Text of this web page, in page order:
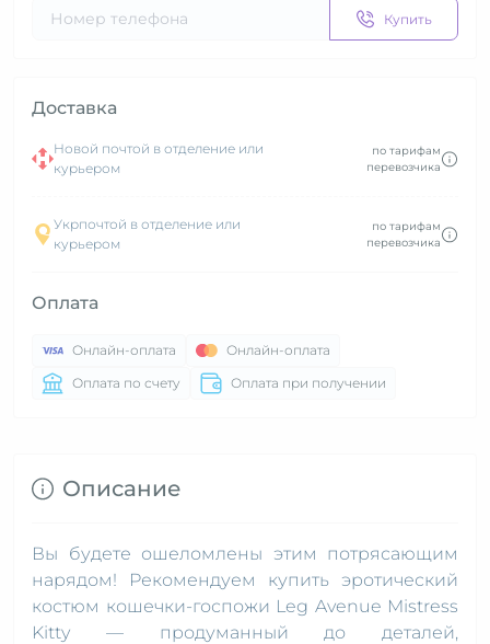
Купить
Доставка
Новой почтой в отделение или
курьером
по тарифам
перевозчика
Укрпочтой в отделение или
курьером
по тарифам
перевозчика
Оплата
Онлайн-оплата
Онлайн-оплата
Оплата по счету
Оплата при получении
Описание
Вы будете ошеломлены этим потрясающим
нарядом! Рекомендуем купить эротический
костюм кошечки-госпожи Leg Avenue Mistress
Kitty — продуманный до деталей,